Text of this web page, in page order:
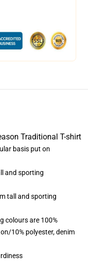
Traditional T-shirt
basis put on
and sporting
tall and sporting
colours are 100%
10% polyester, denim